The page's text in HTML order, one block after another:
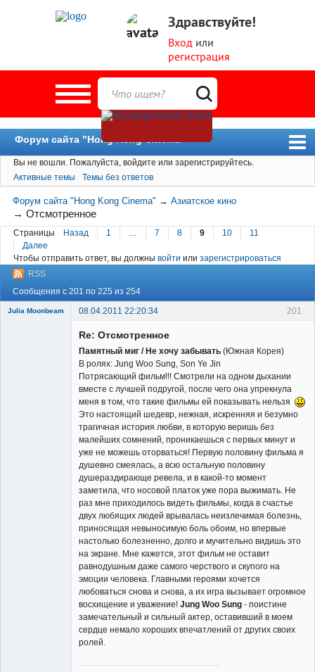
Здравствуйте!
Вход или
регистрация
Форум сайта "Hong Kong Cinema"
Форум
Новости
Пользователи
Поиск
Вы не вошли. Пожалуйста, войдите или зарегистрируйтесь.
Активные темы
Темы без ответов
Форум сайта "Hong Kong Cinema" →Азиатское кино
→Отсмотренное
Страницы Назад 1 7 8 9 10
11
Далее
Чтобы отправить ответ, вы должны войти или зарегистрироваться
RSS
Сообщения с 201 по 225 из 254
201
Julia Moonbeam 08.04.2011 22:20:34
Re: Отсмотренное
Памятный миг / Не хочу забывать (Южная Корея)
В ролях: Jung Woo Sung, Son Ye Jin
Потрясающий фильм!!! Смотрели на одном дыхании
вместе с лучшей подругой, после чего она упрекнула
меня в том, что такие фильмы ей показывать нельзя
Это настоящий шедевр, нежная, искренняя и безумно
трагичная история любви, в которую веришь без
малейших сомнений, проникаешься с первых минут и
уже не можешь оторваться! Первую половину фильма я
душевно смеялась, а всю остальную половину
душераздирающе ревела, и в какой-то момент
заметила, что носовой платок уже пора выжимать. Не
раз мне приходилось видеть фильмы, когда в счастье
двух любящих людей врывалась неизлечимая болезнь,
приносящая невыносимую боль обоим, но впервые
настолько болезненно, долго и мучительно видишь это
на экране. Мне кажется, этот фильм не оставит
равнодушным даже самого черствого и скупого на
эмоции человека. Главными героями хочется
любоваться снова и снова, а их игра вызывает огромное
восхищение и уважение! Jung Woo Sung - поистине
замечательный и сильный актер, оставивший в моем
сердце немало хороших впечатлений от других своих
ролей.